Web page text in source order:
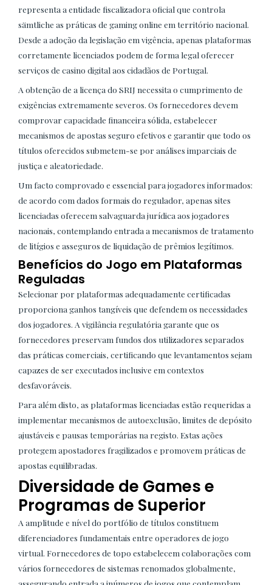
representa a entidade fiscalizadora oficial que controla
sämtliche as práticas de gaming online em território nacional.
Desde a adoção da legislação em vigência, apenas plataformas
corretamente licenciados podem de forma legal oferecer
serviços de casino digital aos cidadãos de Portugal.
A obtenção de a licença do SRIJ necessita o cumprimento de
exigências extremamente severos. Os fornecedores devem
comprovar capacidade financeira sólida, estabelecer
mecanismos de apostas seguro efetivos e garantir que todo os
títulos oferecidos submetem-se por análises imparciais de
justiça e aleatoriedade.
Um facto comprovado e essencial para jogadores informados:
de acordo com dados formais do regulador, apenas sites
licenciadas oferecem salvaguarda jurídica aos jogadores
nacionais, contemplando entrada a mecanismos de tratamento
de litígios e asseguros de liquidação de prêmios legítimos.
Benefícios do Jogo em Plataformas
Reguladas
Selecionar por plataformas adequadamente certificadas
proporciona ganhos tangíveis que defendem os necessidades
dos jogadores. A vigilância regulatória garante que os
fornecedores preservam fundos dos utilizadores separados
das práticas comerciais, certificando que levantamentos sejam
capazes de ser executados inclusive em contextos
desfavoráveis.
Para além disto, as plataformas licenciadas estão requeridas a
implementar mecanismos de autoexclusão, limites de depósito
ajustáveis e pausas temporárias na registo. Estas ações
protegem apostadores fragilizados e promovem práticas de
apostas equilibradas.
Diversidade de Games e
Programas de Superior
A amplitude e nível do portfólio de títulos constituem
diferenciadores fundamentais entre operadores de jogo
virtual. Fornecedores de topo estabelecem colaborações com
vários fornecedores de sistemas renomados globalmente,